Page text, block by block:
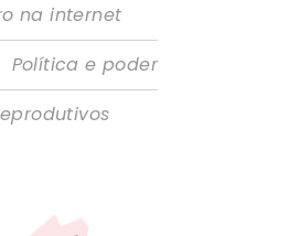
na internet
Política e poder